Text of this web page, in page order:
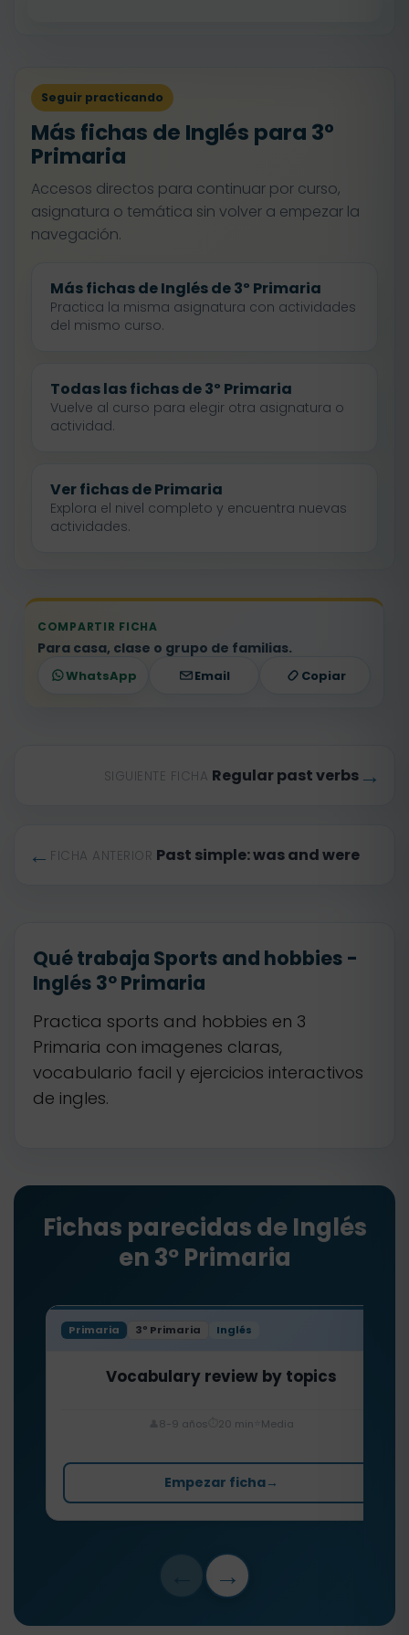
Seguir practicando
Más fichas de Inglés para 3º
Primaria
Accesos directos para continuar por curso,
asignatura o temática sin volver a empezar la
navegación.
Más fichas de Inglés de 3º Primaria
Practica la misma asignatura con actividades
del mismo curso.
Todas las fichas de 3º Primaria
Vuelve al curso para elegir otra asignatura o
actividad.
Ver fichas de Primaria
Explora el nivel completo y encuentra nuevas
actividades.
COMPARTIR FICHA
Para casa, clase o grupo de familias.
WhatsApp Email Copiar
← FICHA ANTERIOR Past simple: was and were
SIGUIENTE FICHA Regular past verbs →
Qué trabaja Sports and hobbies -
Inglés 3º Primaria
Practica sports and hobbies en 3
Primaria con imagenes claras,
vocabulario facil y ejercicios interactivos
de ingles.
Fichas parecidas de Inglés
en 3º Primaria
Primaria 3º Primaria Inglés
Vocabulary review by topics
8-9 años 20 min Media
Empezar ficha→
→